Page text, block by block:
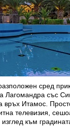
сред
Лагомандра със
връх Итамос.
телевизия,
към